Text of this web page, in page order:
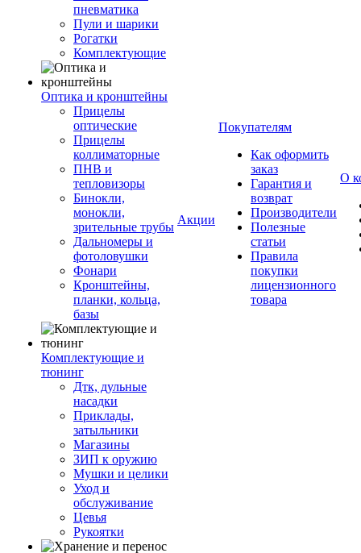
пневматика
Пули и шарики
Рогатки
Комплектующие
Оптика и кронштейны
Прицелы
оптические
Прицелы
коллиматорные
ПНВ и
тепловизоры
Бинокли,
монокли,
зрительные трубы
Дальномеры и
фотоловушки
Фонари
Кронштейны,
планки, кольца,
базы
Комплектующие и
тюнинг
Дтк, дульные
насадки
Приклады,
затыльники
Магазины
ЗИП к оружию
Мушки и целики
Уход и
обслуживание
Цевья
Рукоятки
Акции
Покупателям
Как оформить
заказ
Гарантия и
возврат
Производители
Полезные
статьи
Правила
покупки
лицензионного
товара
О